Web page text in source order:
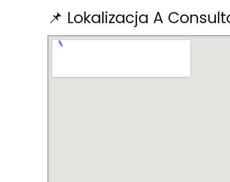
📌 Lokalizacja A